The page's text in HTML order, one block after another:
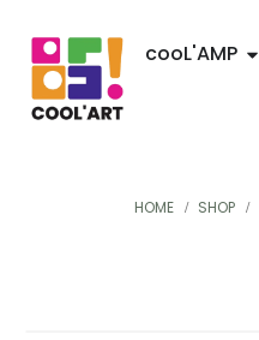
cooL'AMP
HOME SHOP